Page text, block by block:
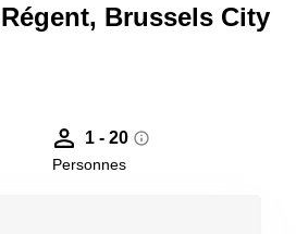
Brussels City
1 - 20
Personnes